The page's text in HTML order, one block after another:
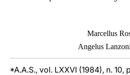
Marcellus
Angelus Lanzoni
*A.A.S., vol. LXXVI (1984), n.